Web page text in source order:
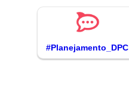
#Planejamento_DPC